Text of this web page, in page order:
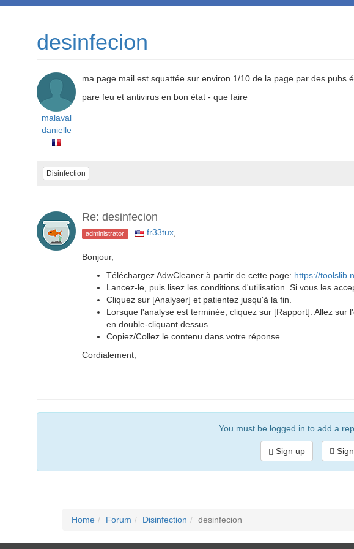
desinfecion
malaval
danielle
ma page mail est squattée sur environ 1/10 de la page par des pubs
pare feu et antivirus en bon état - que faire
Disinfection
Re: desinfecion
administrator fr33tux,
Bonjour,
Téléchargez AdwCleaner à partir de cette page: https://
Lancez-le, puis lisez les conditions d'utilisation. Si vous les
Cliquez sur [Analyser] et patientez jusqu'à la fin.
Lorsque l'analyse est terminée, cliquez sur [Rapport]. Allez
en double-cliquant dessus.
Copiez/Collez le contenu dans votre réponse.
Cordialement,
You must be logged in to add a
Sign up
Home Forum Disinfection desinfecion